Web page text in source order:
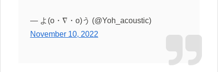
— よ(o・∇・o)う (@Yoh_acoustic)
November 10, 2022